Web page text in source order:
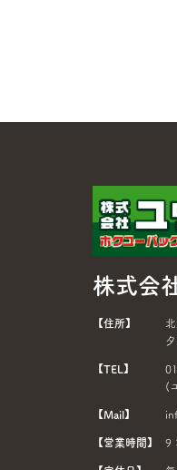
株式会
【住所】
【TEL】
(
【Mail】
【営業時間】 9